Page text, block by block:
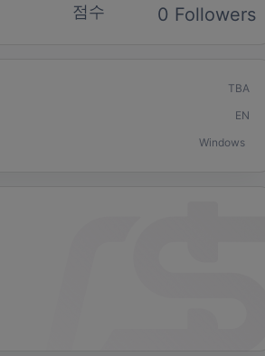
점수 0 Followers
TBA
EN
Windows